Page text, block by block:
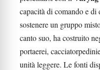
capacità di comando e di
sostenere un gruppo
canto suo, ha costruito
portaerei,
unità leggere. Le fonti